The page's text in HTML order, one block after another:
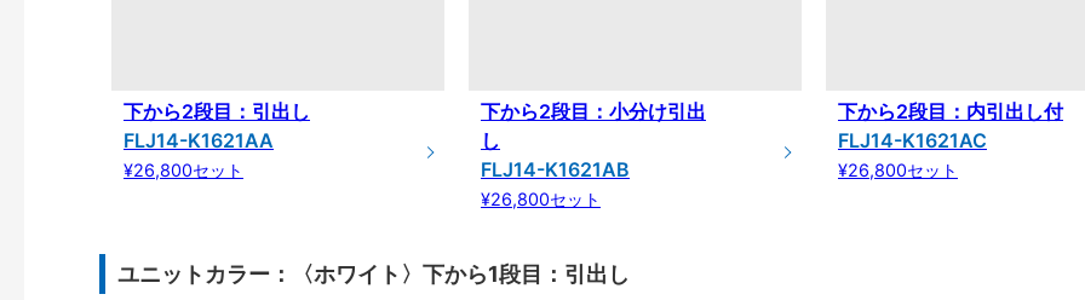
下から2段目：引出し
FLJ14-K1621AA
¥26,800セット
下から2段目：小分け引出
し
FLJ14-K1621AB
¥26,800セット
下から2段目：内引出し付
FLJ14-K1621AC
¥26,800セット
ユニットカラー：〈ホワイト〉下から1段目：引出し